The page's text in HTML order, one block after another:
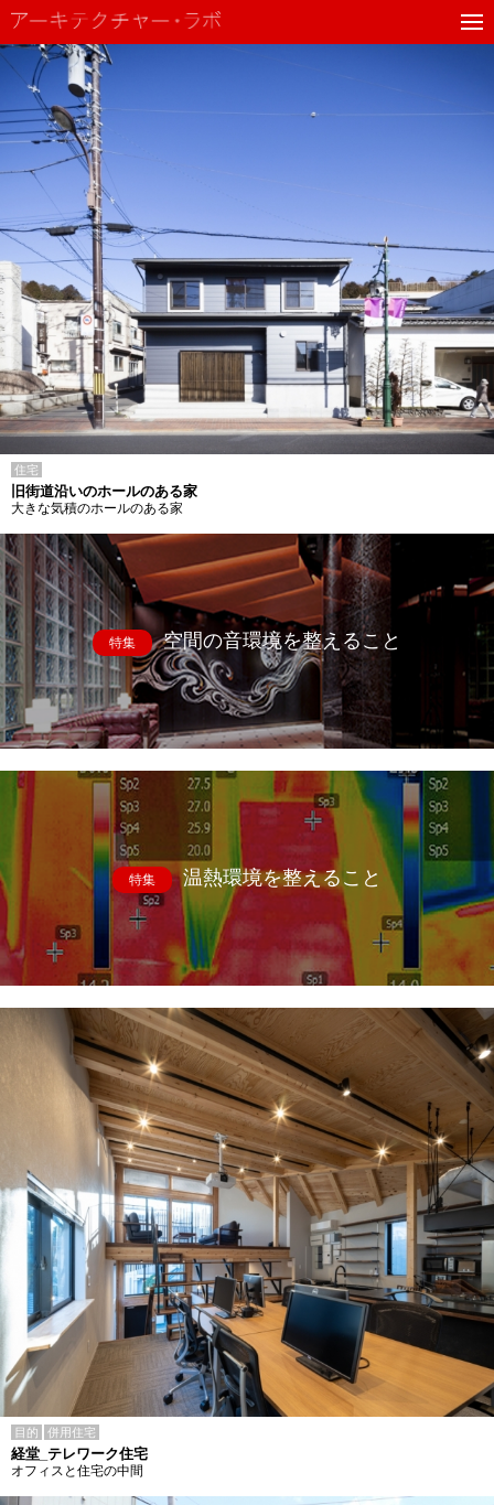
住宅
旧街道沿いのホールのある家
大きな気積のホールのある家
特集 空間の音環境を整えること
特集 温熱環境を整えること
目的 併用住宅
経堂_テレワーク住宅
オフィスと住宅の中間